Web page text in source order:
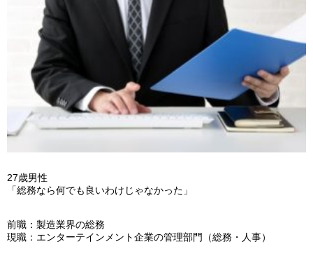
27歳男性
「総務なら何でも良いわけじゃなかった」
前職：製造業界の総務
現職：エンターテインメント企業の管理部門（総務・人事）